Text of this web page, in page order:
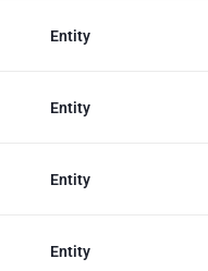
Entity
Entity
Entity
Entity